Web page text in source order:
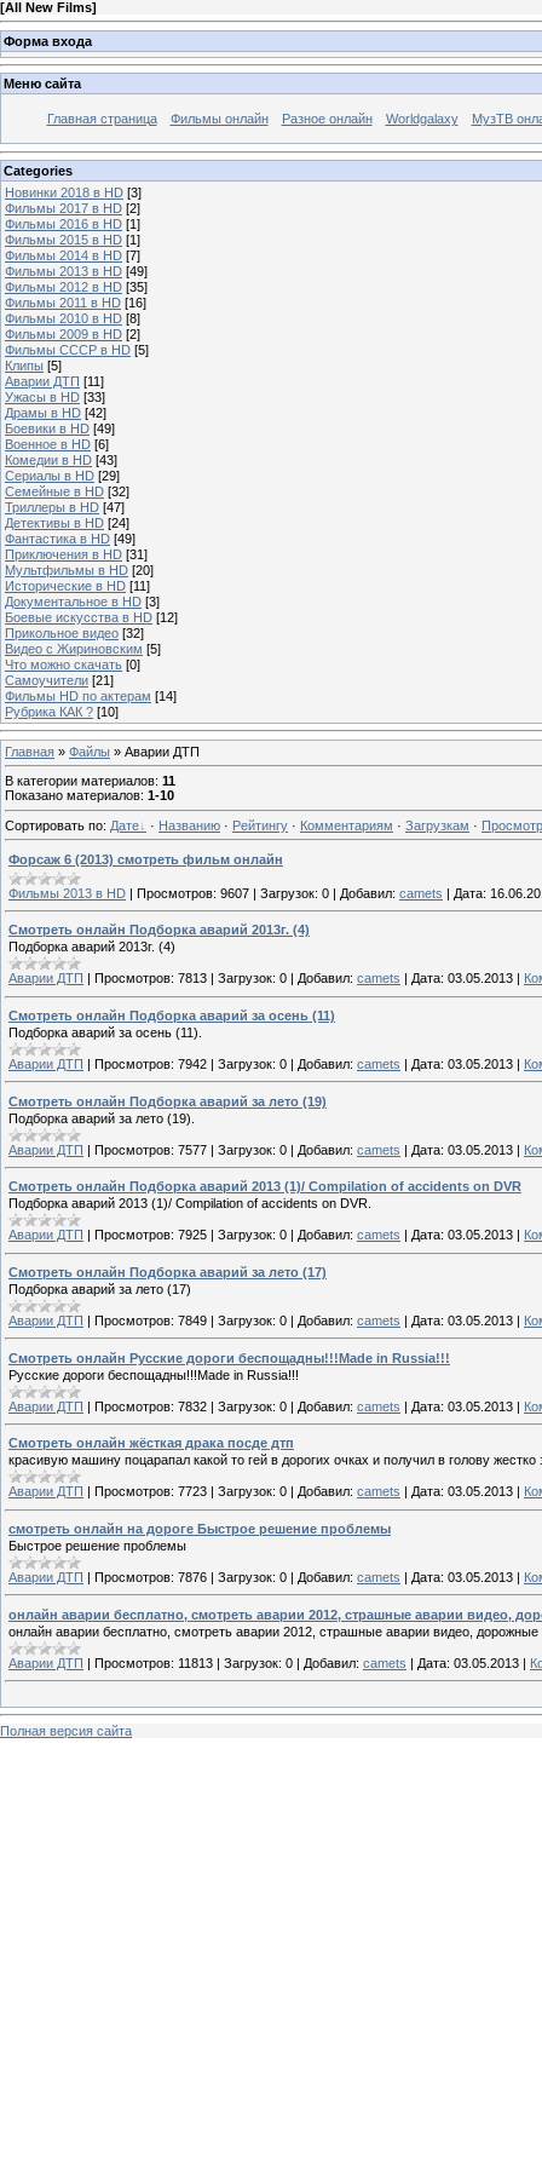
[All New Films]
Форма входа
Меню сайта
Главная страница Фильмы онлайн Разное онлайн Worldgalaxy МузТВ
Categories
Новинки 2018 в HD [3]
Фильмы 2017 в HD [2]
Фильмы 2016 в HD [1]
Фильмы 2015 в HD [1]
Фильмы 2014 в HD [7]
Фильмы 2013 в HD [49]
Фильмы 2012 в HD [35]
Фильмы 2011 в HD [16]
Фильмы 2010 в HD [8]
Фильмы 2009 в HD [2]
Фильмы СССР в HD [5]
Клипы [5]
Аварии ДТП [11]
Ужасы в HD [33]
Драмы в HD [42]
Боевики в HD [49]
Военное в HD [6]
Комедии в HD [43]
Сериалы в HD [29]
Семейные в HD [32]
Триллеры в HD [47]
Детективы в HD [24]
Фантастика в HD [49]
Приключения в HD [31]
Мультфильмы в HD [20]
Исторические в HD [11]
Документальное в HD [3]
Боевые искусства в HD [12]
Прикольное видео [32]
Видео с Жириновским [5]
Что можно скачать [0]
Самоучители [21]
Фильмы HD по актерам [14]
Рубрика КАК ? [10]
Главная » Файлы » Аварии ДТП
В категории материалов: 11
Показано материалов: 1-10
Сортировать по: Дате · Названию · Рейтингу · Комментариям · Загрузкам ·
Форсаж 6 (2013) смотреть фильм онлайн
Фильмы 2013 в HD | Просмотров: 9607 | Загрузок: 0 | Добавил: camets | Дата:
Смотреть онлайн Подборка аварий 2013г. (4)
Подборка аварий 2013г. (4)
Аварии ДТП Просмотров: 7813 Загрузок: 0 Добавил: camets Дата: 03.05.2013
Смотреть онлайн Подборка аварий за осень (11)
Подборка аварий за осень (11).
Аварии ДТП | Просмотров: 7942 | Загрузок: 0 | Добавил: camets | Дата: 03.05.2013 |
Смотреть онлайн Подборка аварий за лето (19)
Подборка аварий за лето (19).
Аварии ДТП | Просмотров: 7577 | Загрузок: 0 | Добавил: camets | Дата: 03.05.2013 |
Смотреть онлайн Подборка аварий 2013 (1)/ Compilation of accidents on DVR
Подборка аварий 2013 (1)/ Compilation of accidents on DVR.
Аварии ДТП Просмотров: 7925 Загрузок: 0 Добавил: camets Дата: 03.05.2013
Смотреть онлайн Подборка аварий за лето (17)
Подборка аварий за лето (17)
Аварии ДТП | Просмотров: 7849 | Загрузок: 0 | Добавил: camets | Дата: 03.05.2013 |
Смотреть онлайн Русские дороги беспощадны!!!Made in Russia!!!
Русские дороги беспощадны!!!Made in Russia!!!
Аварии ДТП | Просмотров: 7832 | Загрузок: 0 | Добавил: camets | Дата: 03.05.2013 |
Смотреть онлайн жёсткая драка посде дтп
красивую машину поцарапал какой то гей в дорогих очках и получил в голову
Аварии ДТП | Просмотров: 7723 | Загрузок: 0 | Добавил: camets | Дата: 03.05.2013 |
смотреть онлайн на дороге Быстрое решение проблемы
Быстрое решение проблемы
Аварии ДТП | Просмотров: 7876 | Загрузок: 0 | Добавил: camets | Дата: 03.05.2013 |
онлайн аварии бесплатно, смотреть аварии 2012, страшные аварии видео,
онлайн аварии бесплатно, смотреть аварии 2012, страшные аварии видео, дорожные
Аварии ДТП | Просмотров: 11813 | Загрузок: 0 | Добавил: camets | Дата: 03.05.2013 |
Полная версия сайта